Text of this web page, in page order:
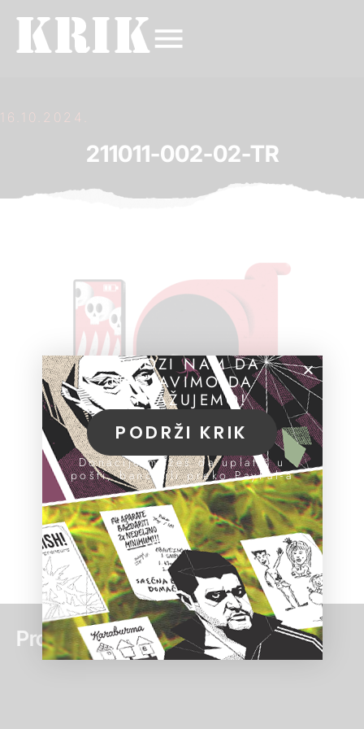
16.10.2024.
211011-002-02-TR
Pročitaj još:
POMOZI NAM DA
NASTAVIMO DA
ISTRAŽUJEMO!
PODRŽI KRIK
Donacije možeš da uplatiš u
pošti, banci ili preko PayPal-a